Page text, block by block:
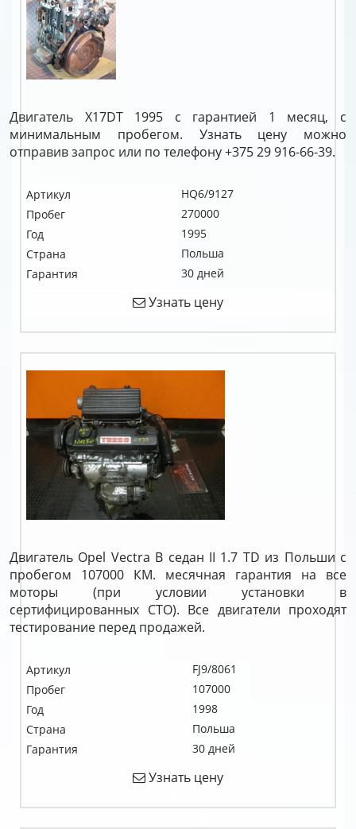
Двигатель X17DT 1995 с гарантией 1 месяц, с
минимальным пробегом. Узнать цену можно
отправив запрос или по телефону +375 29 916-66-39.
Артикул
HQ6/9127
Пробег
270000
Год
1995
Страна
Польша
Гарантия
30 дней
Узнать цену
Двигатель Opel Vectra B седан II 1.7 TD из Польши с
пробегом 107000 КМ. месячная гарантия на все
моторы (при условии установки в
сертифицированных СТО). Все двигатели проходят
тестирование перед продажей.
Артикул
FJ9/8061
Пробег
107000
Год
1998
Страна
Польша
Гарантия
30 дней
Узнать цену